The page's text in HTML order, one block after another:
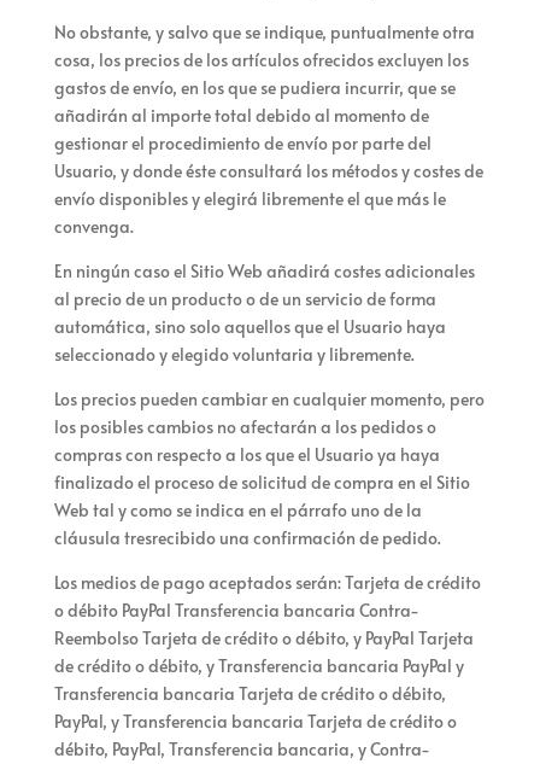
No obstante, y salvo que se indique, puntualmente otra
cosa, los precios de los artículos ofrecidos excluyen los
gastos de envío, en los que se pudiera incurrir, que se
añadirán al importe total debido al momento de
gestionar el procedimiento de envío por parte del
Usuario, y donde éste consultará los métodos y costes de
envío disponibles y elegirá libremente el que más le
convenga.
En ningún caso el Sitio Web añadirá costes adicionales
al precio de un producto o de un servicio de forma
automática, sino solo aquellos que el Usuario haya
seleccionado y elegido voluntaria y libremente.
Los precios pueden cambiar en cualquier momento, pero
los posibles cambios no afectarán a los pedidos o
compras con respecto a los que el Usuario ya haya
finalizado el proceso de solicitud de compra en el Sitio
Web tal y como se indica en el párrafo uno de la
cláusula tresrecibido una confirmación de pedido.
Los medios de pago aceptados serán:Tarjeta de crédito
o débito PayPal Transferencia bancaria Contra-
ReembolsoTarjeta de crédito o débito, y PayPal Tarjeta
de crédito o débito, y Transferencia bancaria PayPal y
Transferencia bancaria Tarjeta de crédito o débito,
PayPal, y Transferencia bancaria Tarjeta de crédito o
débito, PayPal, Transferencia bancaria, y Contra-